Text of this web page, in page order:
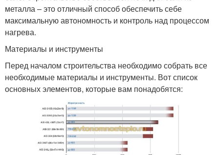
металла – это отличный способ обеспечить себе
максимальную автономность и контроль над процессом
нагрева.
Материалы и инструменты
Перед началом строительства необходимо собрать все
необходимые материалы и инструменты. Вот список
основных элементов, которые вам понадобятся: